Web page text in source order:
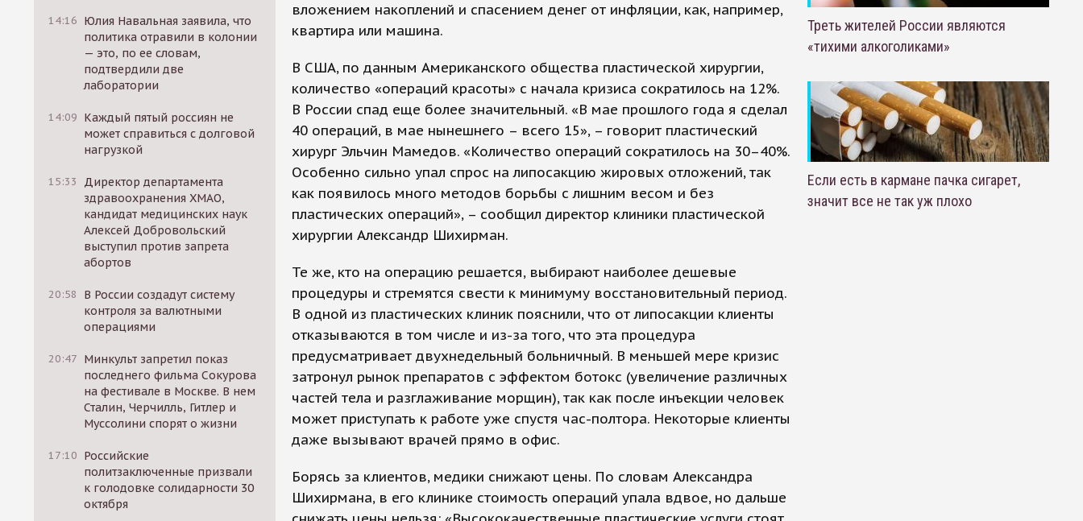
14:16 Юлия Навальная заявила, что
политика отравили в колонии
— это, по ее словам,
подтвердили две
лаборатории
14:09 Каждый пятый россиян не
может справиться с долговой
нагрузкой
15:33
Директор департамента
здравоохранения ХМАО,
кандидат медицинских наук
Алексей Добровольский
выступил против запрета
абортов
20:58
В России создадут систему
контроля за валютными
операциями
20:47 Минкульт запретил показ
последнего фильма Сокурова
на фестивале в Москве. В нем
Сталин, Черчилль, Гитлер и
Муссолини спорят о жизни
17:10 Российские
политзаключенные призвали
к голодовке солидарности 30
октября
вложением накоплений и спасением денег от инфляции, как, например,
квартира или машина.
В США, по данным Американского общества пластической хирургии,
количество «операций красоты» с начала кризиса сократилось на 12%.
В России спад еще более значительный. «В мае прошлого года я сделал
40 операций, в мае нынешнего – всего 15», – говорит пластический
хирург Эльчин Мамедов. «Количество операций сократилось на 30–40%.
Особенно сильно упал спрос на липосакцию жировых отложений, так
как появилось много методов борьбы с лишним весом и без
пластических операций», – сообщил директор клиники пластической
хирургии Александр Шихирман.
Те же, кто на операцию решается, выбирают наиболее дешевые
процедуры и стремятся свести к минимуму восстановительный период.
В одной из пластических клиник пояснили, что от липосакции клиенты
отказываются в том числе и из-за того, что эта процедура
предусматривает двухнедельный больничный. В меньшей мере кризис
затронул рынок препаратов с эффектом ботокс (увеличение различных
частей тела и разглаживание морщин), так как после инъекции человек
может приступать к работе уже спустя час-полтора. Некоторые клиенты
даже вызывают врачей прямо в офис.
Борясь за клиентов, медики снижают цены. По словам Александра
Шихирмана, в его клинике стоимость операций упала вдвое, но дальше
Треть жителей России являются
«тихими алкоголиками»
Если есть в кармане пачка сигарет,
значит все не так уж плохо